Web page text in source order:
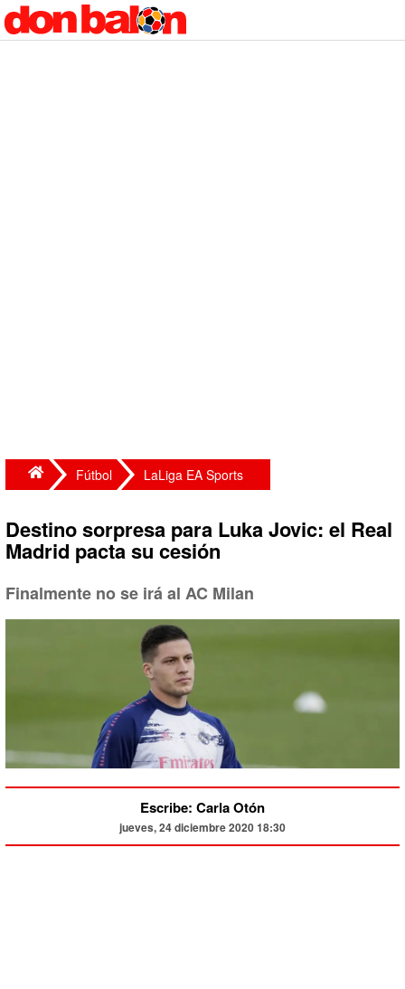
Fútbol LaLiga EA Sports
Destino sorpresa para Luka Jovic: el Real
Madrid pacta su cesión
Finalmente no se irá al AC Milan
Escribe: Carla Otón
jueves, 24 diciembre 2020 18:30